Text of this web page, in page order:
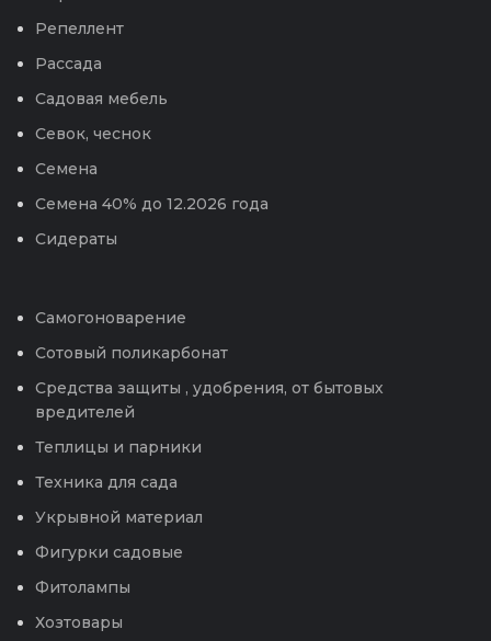
Репеллент
Рассада
Садовая мебель
Севок, чеснок
Семена
Семена 40% до 12.2026 года
Сидераты
Самогоноварение
Сотовый поликарбонат
Средства защиты , удобрения, от бытовых
вредителей
Теплицы и парники
Техника для сада
Укрывной материал
Фигурки садовые
Фитолампы
Хозтовары